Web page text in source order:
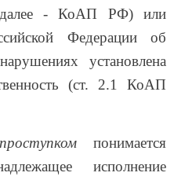
(далее - КоАП РФ) или
Федерации об
установлена
(ст. 2.1 КоАП
понимается
исполнение